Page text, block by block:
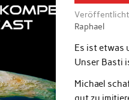
Raphael
Es ist etwas
Unser Basti
Michael